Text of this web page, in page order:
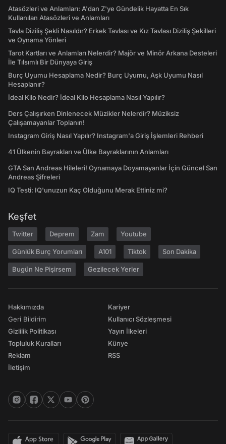
Atasözleri ve Anlamları: A'dan Z'ye Gündelik Hayatta En Sık
Kullanılan Atasözleri ve Anlamları
Tavla Diziliş Şekli Nasıldır? Erkek Tavlası ve Kız Tavlası Diziliş Şekilleri
ve Oynama Yönleri
Tarot Kartları ve Anlamları Nelerdir? Majör ve Minör Arkana Desteleri
İle Tılsımlı Bir Dünyaya Giriş
Burç Uyumu Hesaplama Nedir? Burç Uyumu, Aşk Uyumu Nasıl
Hesaplanır?
İdeal Kilo Nedir? İdeal Kilo Hesaplama Nasıl Yapılır?
Ders Çalışırken Dinlenecek Müzikler Nelerdir? Müziksiz
Çalışamayanlar Toplanın!
Instagram Giriş Nasıl Yapılır? Instagram'a Giriş İşlemleri Rehberi
41 Ülkenin Bayrakları ve Ülke Bayraklarının Anlamları
GTA San Andreas Hileleri! Oynamaya Doyamayanlar İçin Güncel San
Andreas Şifreleri
IQ Testi: IQ'unuzun Kaç Olduğunu Merak Ettiniz mi?
Keşfet
Twitter Deprem Zam Youtube
Günlük Burç Yorumları A101 Tiktok Son Dakika
Bugün Ne Pişirsem Gezilecek Yerler
Hakkımızda
Geri Bildirim
Gizlilik Politikası
Topluluk Kuralları
Reklam
İletişim
Kariyer
Kullanıcı Sözleşmesi
Yayın İlkeleri
Künye
RSS